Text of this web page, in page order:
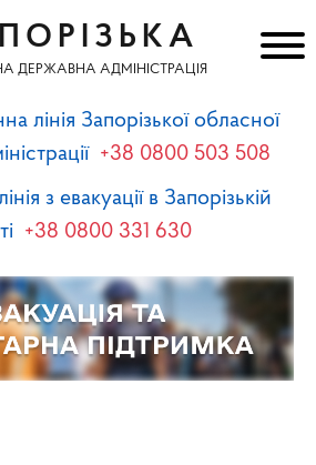
ДЕРЖАВНА АДМІНІСТРАЦІЯ
лінія Запорізької обласної
+38 0800 503 508
з евакуації в Запорізькій
+38 0800 331 630